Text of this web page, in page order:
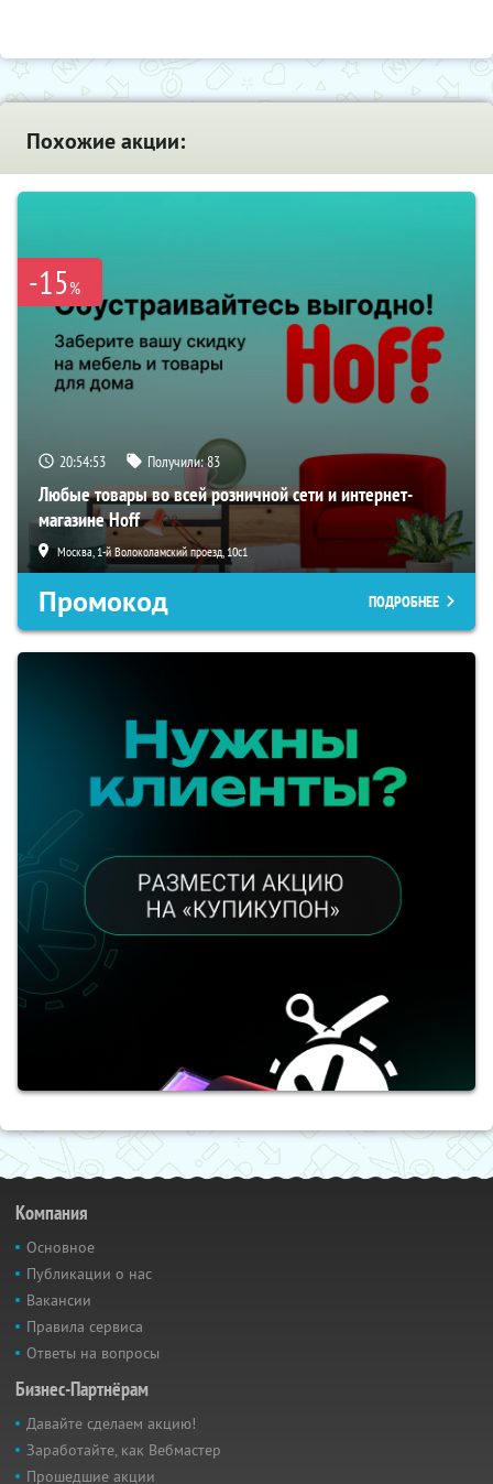
Похожие акции:
-15%
20:54:53 Получили:83
Любые товары во всей розничной сети и интернет-
магазине Hoff
Москва, 1-й Волоколамский проезд, 10с1
Промокод ПОДРОБНЕЕ
Компания
Основное
Публикации о нас
Вакансии
Правила сервиса
Ответы на вопросы
Бизнес-Партнёрам
Давайте сделаем акцию!
Заработайте, как Вебмастер
Прошедшие акции